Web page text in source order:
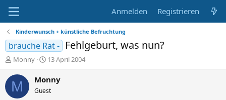
Anmelden Registrieren
Kinderwunsch + künstliche Befruchtung
brauche Rat - Fehlgeburt, was nun?
E
r
s
t
Monny
E
r
s
e
13 April 2004
M Monny
Guest